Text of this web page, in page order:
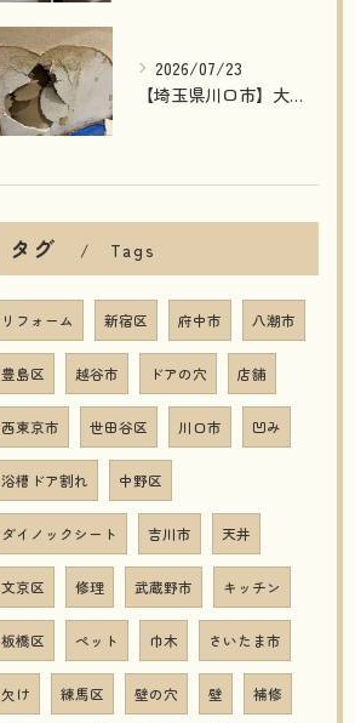
2026/07/23
【埼玉県川口市】大型店舗の壁穴補修｜湿気で劣化した壁を石膏ボード交換で原状回復！
タグ Tags
リフォーム 新宿区 府中市 八潮市
豊島区 越谷市 ドアの穴 店舗
西東京市 世田谷区 川口市 凹み
浴槽ドア割れ 中野区
ダイノックシート 吉川市 天井
文京区 修理 武蔵野市 キッチン
板橋区 ペット 巾木 さいたま市
欠け 練馬区 壁の穴 壁 補修